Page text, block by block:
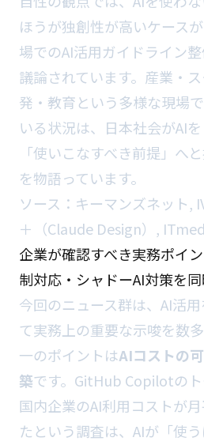
ほうが独創性が高いケース
場でのAI活用ガイドライン
議論されています。産業・
発・教育という多様な現場
いる状況は、日本社会がAI
「使いこなすべき前提」へ
を物語っています。
ソース： キーマンズネット,
＋（Claude Design） ,
企業が確認すべき実務ポイ
制対応・シャドーAI対策を
今回のニュース群は、AI活
て実務上の重要な示唆を数
一のポイントはAIコストの
築です。GitHub Copilotのト
国内企業のAI利用コストが
たという調査は、AIが「使